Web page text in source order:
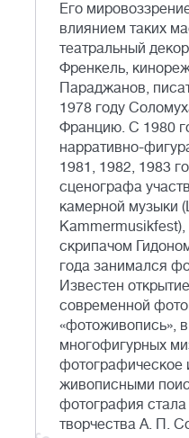
Его
влиянием таких
театральный
Френкель,
Параджанов,
1978 году
Францию. С 1980
нарративно-
1981, 1982, 1983
сценографа
камерной музыки
скрипачом
года занимался
Известен
современной
«фотоживопись»,
многофигурных
фотографическое
живописными
фотография
творчества А. П.